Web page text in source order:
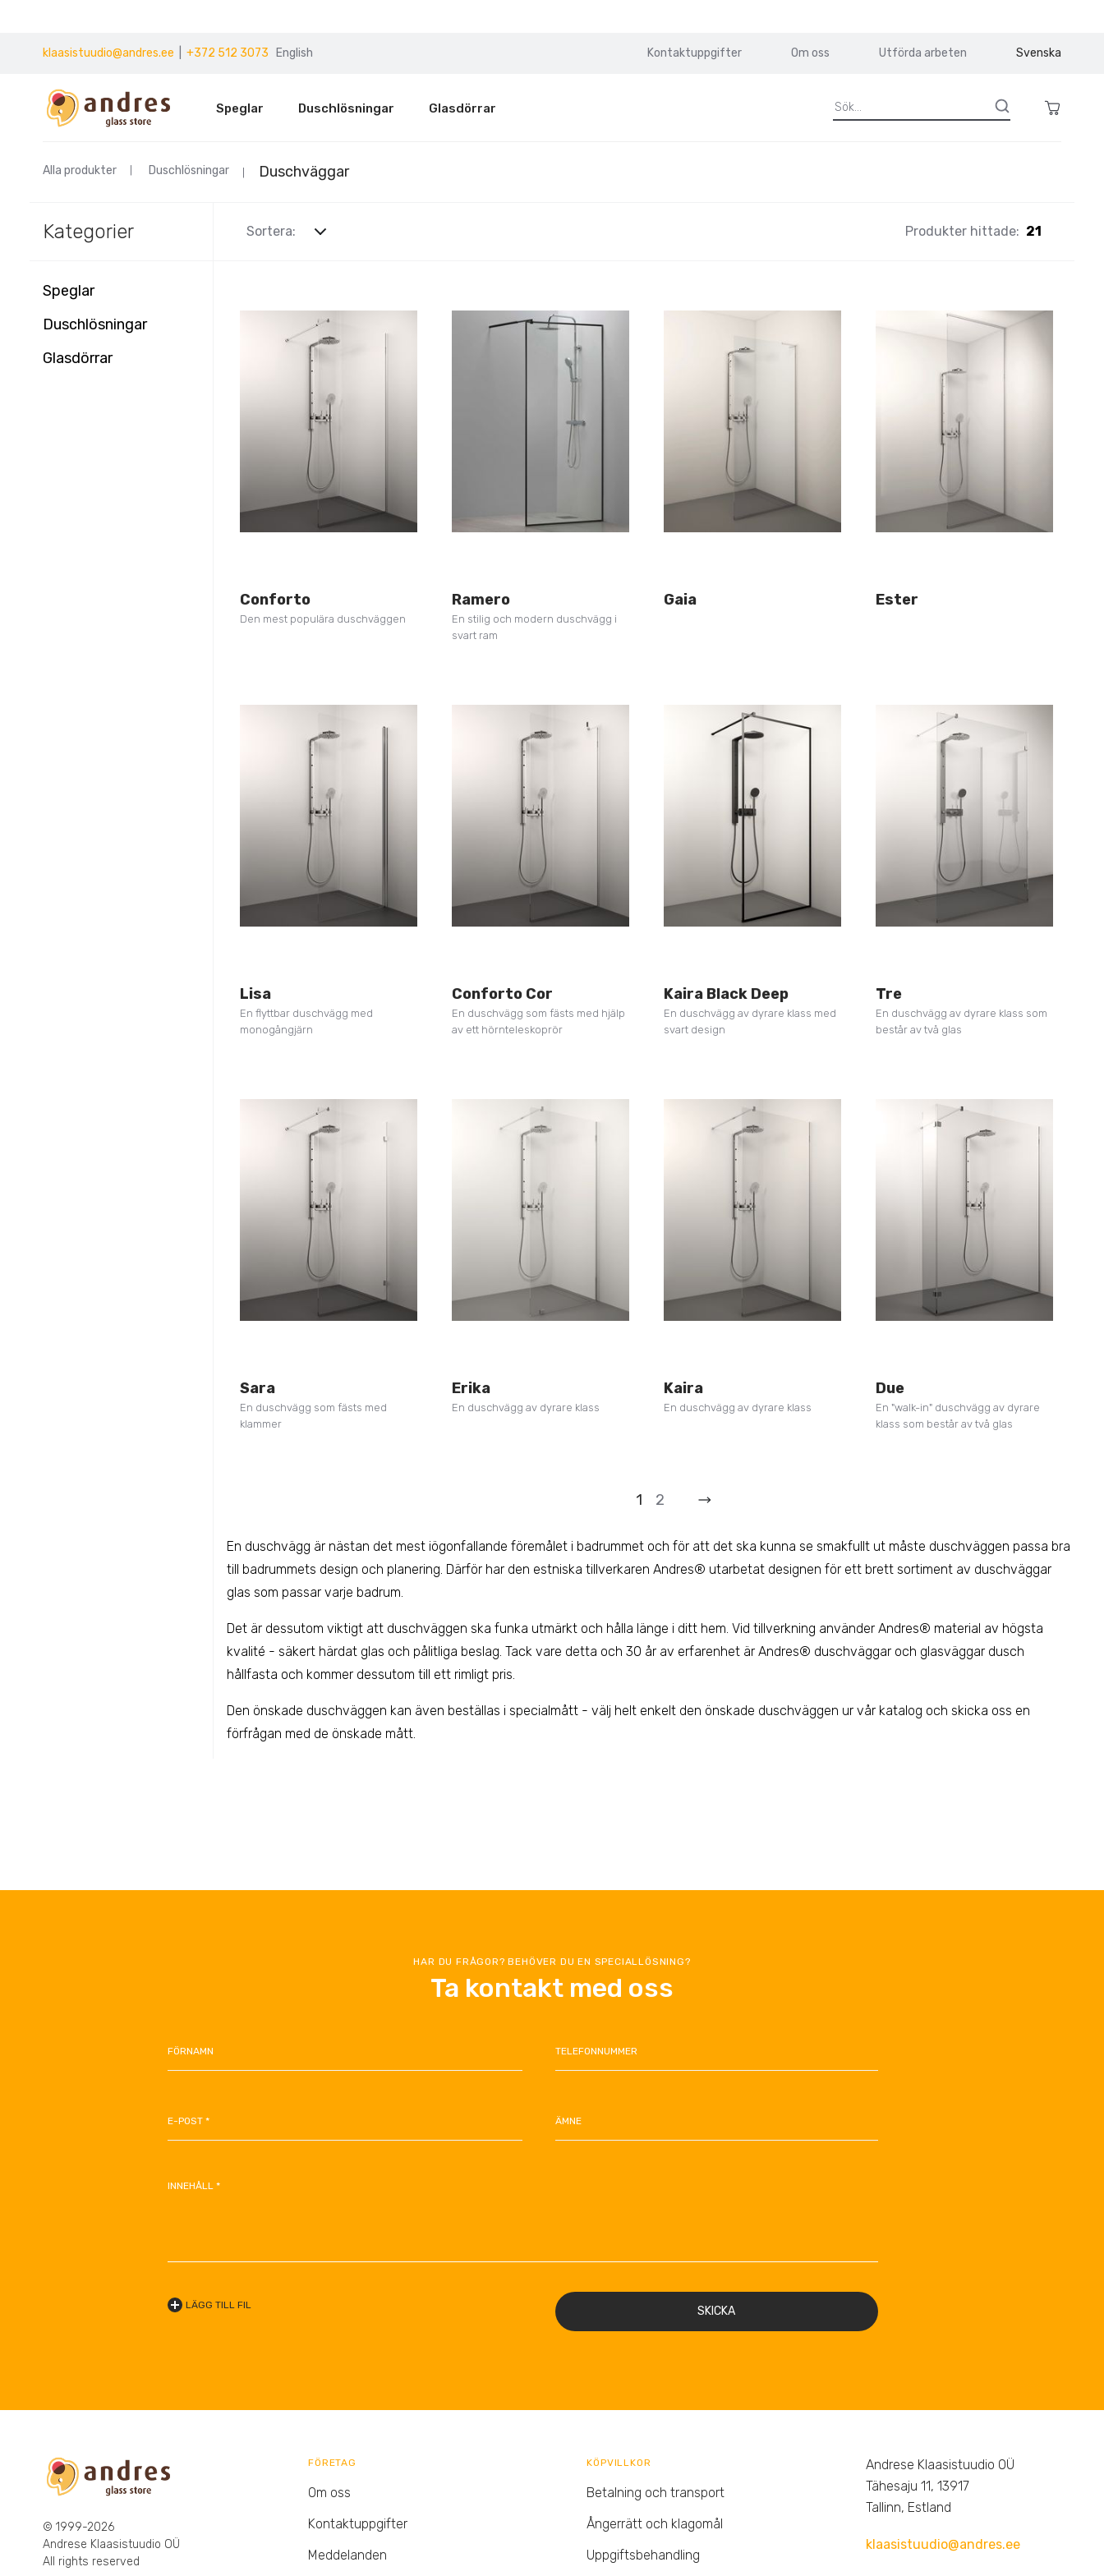
klaasistuudio@andres.ee +372 512 3073 English Kontaktuppgifter Om oss Utförda arbeten Svenska
Speglar Duschlösningar Glasdörrar
Alla produkter Duschlösningar Duschväggar
Kategorier Sortera: Produkter hittade: 21
Speglar
Duschlösningar
Glasdörrar
Conforto
Den mest populära duschväggen
Ramero
En stilig och modern duschvägg i
svart ram
Gaia Ester
Lisa
En flyttbar duschvägg med
monogångjärn
Conforto Cor
En duschvägg som fästs med hjälp
av ett hörnteleskoprör
Kaira Black Deep
En duschvägg av dyrare klass med
svart design
Tre
En duschvägg av dyrare klass som
består av två glas
Sara
En duschvägg som fästs med
klammer
Erika
En duschvägg av dyrare klass
Kaira
En duschvägg av dyrare klass
Due
En "walk-in" duschvägg av dyrare
klass som består av två glas
1 2
En duschvägg är nästan det mest iögonfallande föremålet i badrummet och för att det ska kunna se smakfullt ut måste duschväggen passa bra
till badrummets design och planering. Därför har den estniska tillverkaren Andres® utarbetat designen för ett brett sortiment av duschväggar
glas som passar varje badrum.
Det är dessutom viktigt att duschväggen ska funka utmärkt och hålla länge i ditt hem. Vid tillverkning använder Andres® material av högsta
kvalité - säkert härdat glas och pålitliga beslag. Tack vare detta och 30 år av erfarenhet är Andres® duschväggar och glasväggar dusch
hållfasta och kommer dessutom till ett rimligt pris.
Den önskade duschväggen kan även beställas i specialmått - välj helt enkelt den önskade duschväggen ur vår katalog och skicka oss en
förfrågan med de önskade mått.
HAR DU FRÅGOR? BEHÖVER DU EN SPECIALLÖSNING?
Ta kontakt med oss
FÖRNAMN TELEFONNUMMER
E-POST * ÄMNE
INNEHÅLL *
LÄGG TILL FIL SKICKA
© 1999-2026
Andrese Klaasistuudio OÜ
All rights reserved
FÖRETAG
Om oss
Kontaktuppgifter
Meddelanden
KÖPVILLKOR
Betalning och transport
Ångerrätt och klagomål
Uppgiftsbehandling
Andrese Klaasistuudio OÜ
Tähesaju 11, 13917
Tallinn, Estland
klaasistuudio@andres.ee